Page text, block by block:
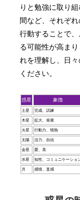
りと勉強に取り
間など、それぞ
行動することで
る可能性が高ま
れを理解し、日
ください。
惑星 象徴
土星 完成、試練
木星 拡大、発展
火星 行動力、情熱
太陽 活力、自信
金星 愛、美
水星 知性、コミュニケーショ
月 感情、直感